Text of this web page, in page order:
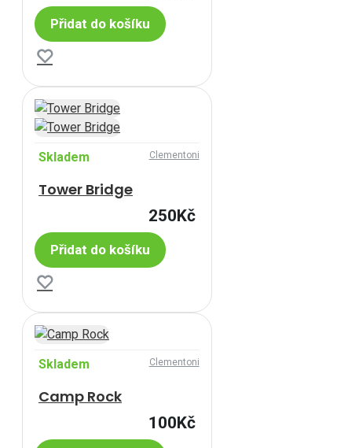
Přidat do košíku
Skladem Clementoni
Tower Bridge
250Kč
Přidat do košíku
Skladem Clementoni
Camp Rock
100Kč